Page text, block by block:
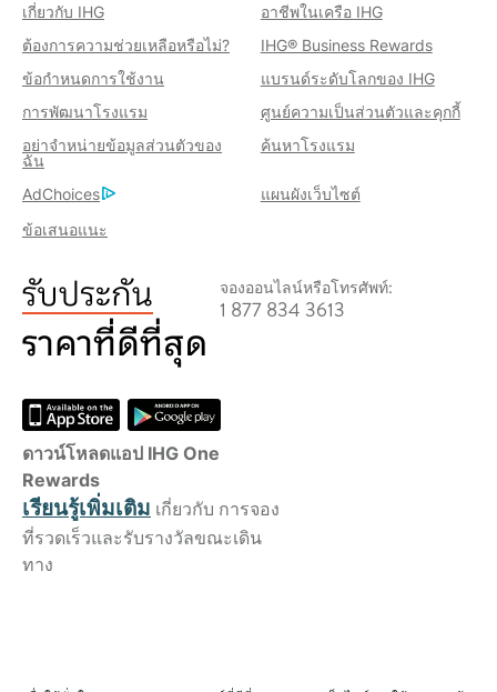
เกี่ยวกับ IHG
อาชีพในเครือ IHG
ต้องการความช่วยเหลือหรือไม่?
IHG® Business Rewards
ข้อกำหนดการใช้งาน
แบรนด์ระดับโลกของ IHG
การพัฒนาโรงแรม
ศูนย์ความเป็นส่วนตัวและคุกกี้
อย่าจำหน่ายข้อมูลส่วนตัวของ
ฉัน
ค้นหาโรงแรม
AdChoices
แผนผังเว็บไซต์
ข้อเสนอแนะ
จองออนไลน์หรือโทรศัพท์:
1 877 834 3613
ดาวน์โหลดแอป IHG One
Rewards
เรียนรู้เพิ่มเติม เกี่ยวกับ การจอง
ที่รวดเร็วและรับรางวัลขณะเดิน
ทาง